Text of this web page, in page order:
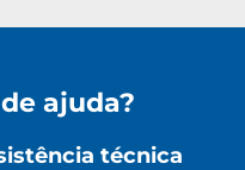
ajuda?
técnica